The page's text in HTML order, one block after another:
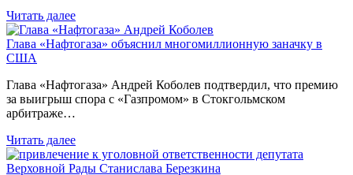
Читать далее
Глава «Нафтогаза» объяснил многомиллионную заначку в
США
Глава «Нафтогаза» Андрей Коболев подтвердил, что премию
за выигрыш спора с «Газпромом» в Стокгольмском
арбитраже…
Читать далее